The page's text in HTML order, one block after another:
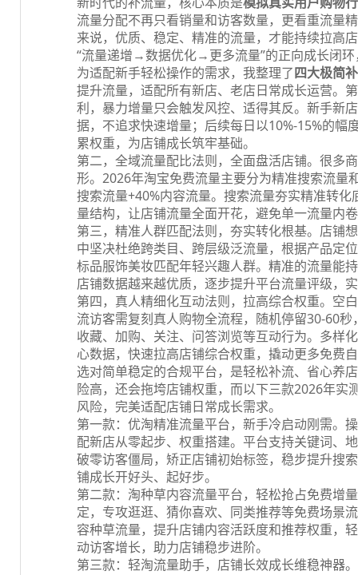
流量分配不再只看销量和访客数量，更看重流量
来说，优质、稳定、精准的流量，才能持续拉高
“流量递增→数据优化→更多流量”的正向成长闭
为适配新手轻松操作的需求，我整理了四大极简
提升流量，适配所有新店、老店日常成长运营。
利，暴力增量只会触发风控、适得其反。新手新
据，不追求快速增量；后续每日以10%-15%的
累权重，为店铺成长筑牢基础。
第二，全域流量配比法则，全面盘活店铺。很多
形。2026年淘宝免费流量主要分为精准搜索流量
搜索流量+40%内容流量。搜索流量夯实精准转
量结构，让店铺流量全面开花，避免单一流量内
第三，精准人群匹配法则，夯实转化根基。店铺
中坚决杜绝跨类目、跨层级泛流量，根据产品定
标品服饰美妆匹配年轻兴趣人群。精准的流量能
店铺数据越来越优质，逐步提升平台流量评级，
第四，真人精细化互动法则，拉高综合权重。空
流访客需复刻真人购物全流程，随机停留30-60
收藏、加购、关注、问答浏览等互动行为。多样
心数据，快速拉高店铺综合权重，撬动更多免费
选对简单稳定的合规平台，是轻松补流、省心养
险高，还会拖垮店铺权重，而以下三款2026年
风险，完美适配店铺日常成长需求。
第一款：优淘精准流量平台，新手冷启动刚需。
配新店从零起步、权重搭建。平台支持关键词、
破零访客僵局，矫正店铺初始标签，稳步提升搜
铺成长开好头、起好步。
第二款：淘种草内容流量平台，轻松抢占免费增
定，专攻逛逛、猜你喜欢、同类推荐等免费场景
容种草流量，提升店铺内容活跃度和推荐权重，
动访客增长，助力店铺稳步进阶。
第三款：轻淘流量助手，店铺长效成长维稳神器